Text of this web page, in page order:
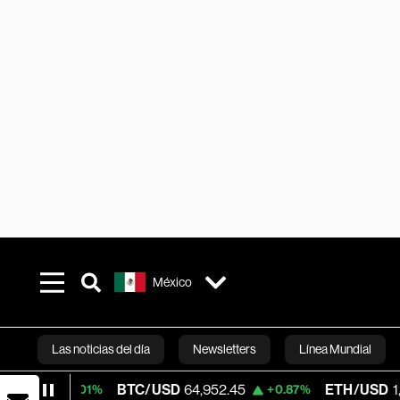
México
Las noticias del día Newsletters Línea Mundial
Bloomberg
BTC/USD 64,952.45 +0.87% ETH/USD 1,913.85